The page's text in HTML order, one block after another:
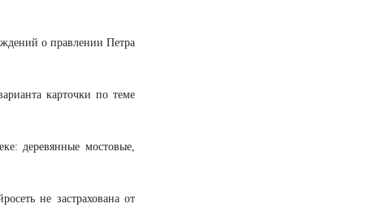
о правлении Петра
карточки по теме
деревянные мостовые,
не застрахована от